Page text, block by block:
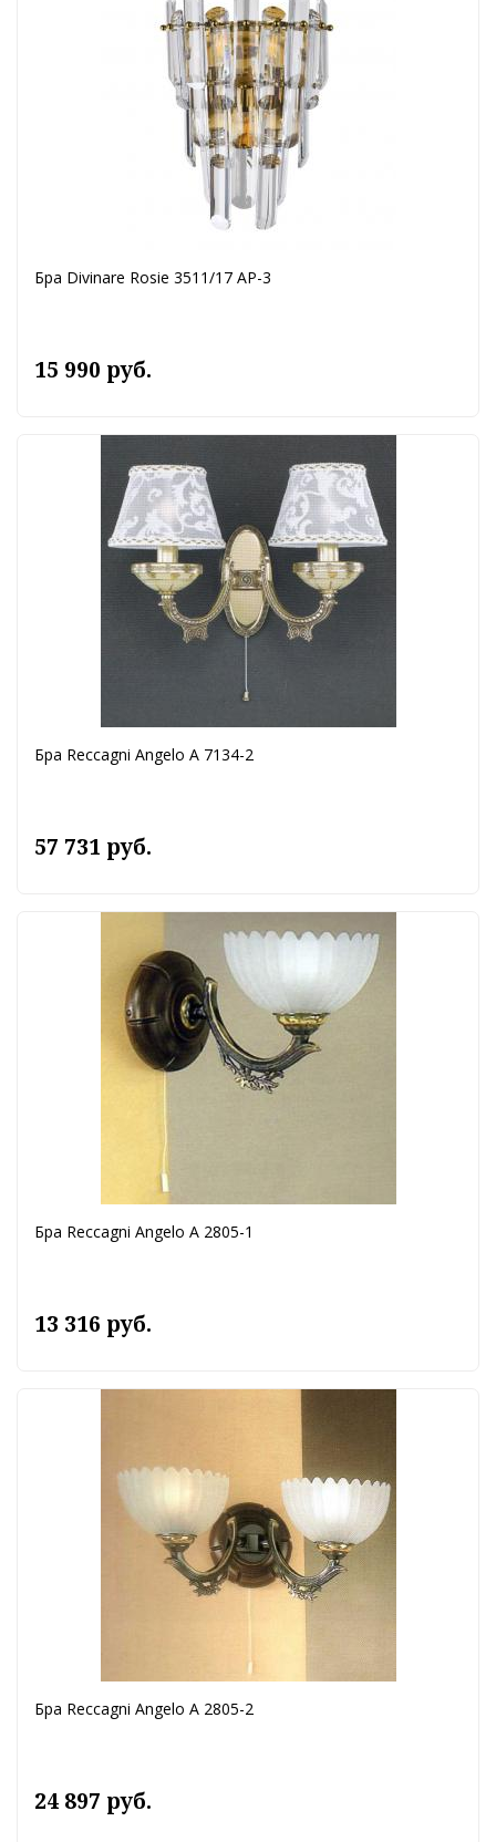
Бра Divinare Rosie 3511/17 AP-3
15 990 руб.
Бра Reccagni Angelo A 7134-2
57 731 руб.
Бра Reccagni Angelo A 2805-1
13 316 руб.
Бра Reccagni Angelo A 2805-2
24 897 руб.